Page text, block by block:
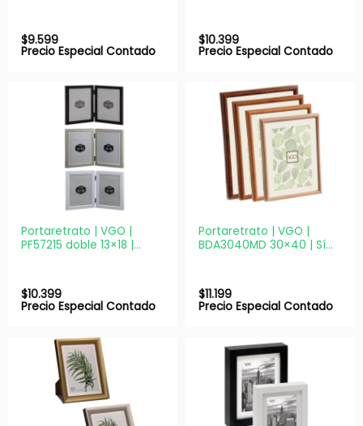
$9.599
Precio Especial Contado
$10.399
Precio Especial Contado
Portaretrato | VGO |
PF57215 doble 13×18 |
$10.399
Precio Especial Contado
Portaretrato | VGO |
BDA3040MD 30×40 | Símil
$11.199
Precio Especial Contado